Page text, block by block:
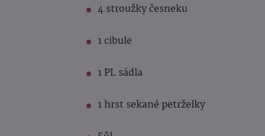
4 stroužky česneku
1 cibule
1 PL sádla
1 hrst sekané petrželky